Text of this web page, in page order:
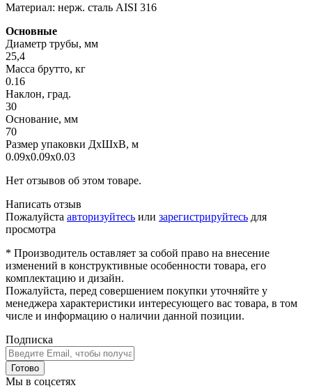
Материал: нерж. сталь AISI 316
Основные
Диаметр трубы, мм
25,4
Масса брутто, кг
0.16
Наклон, град.
30
Основание, мм
70
Размер упаковки ДхШхВ, м
0.09x0.09x0.03
Нет отзывов об этом товаре.
Написать отзыв
Пожалуйста авторизуйтесь или зарегистрируйтесь для
просмотра
* Производитель оставляет за собой право на внесение
изменений в конструктивные особенности товара, его
комплектацию и дизайн.
Пожалуйста, перед совершением покупки уточняйте у
менеджера характеристики интересующего вас товара, в том
числе и информацию о наличии данной позиции.
Подписка
Готово
Мы в соцсетях